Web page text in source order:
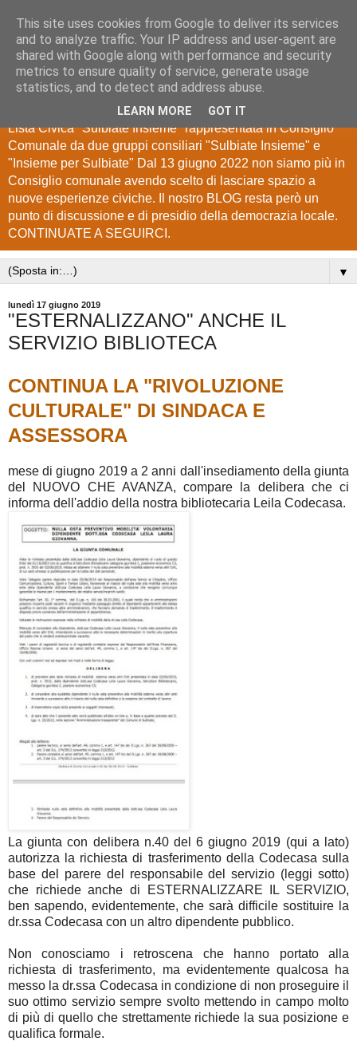
Lista Civica "Sulbiate
Insieme"
Blog di Informazione e Comunicazione degli elettori della
Lista Civica "Sulbiate Insieme" rappresentata in Consiglio
Comunale da due gruppi consiliari "Sulbiate Insieme" e
"Insieme per Sulbiate" Dal 13 giugno 2022 non siamo più in
Consiglio comunale avendo scelto di lasciare spazio a
nuove esperienze civiche. Il nostro BLOG resta però un
punto di discussione e di presidio della democrazia locale.
CONTINUATE A SEGUIRCI.
▼
lunedì 17 giugno 2019
"ESTERNALIZZANO" ANCHE IL
SERVIZIO BIBLIOTECA
CONTINUA LA "RIVOLUZIONE
CULTURALE" DI SINDACA E
ASSESSORA
mese di giugno 2019 a 2 anni dall'insediamento della giunta
del NUOVO CHE AVANZA, compare la delibera che ci
informa dell'addio della nostra bibliotecaria Leila Codecasa.
La giunta con delibera n.40 del 6 giugno 2019 (qui a lato)
autorizza la richiesta di trasferimento della Codecasa sulla
base del parere del responsabile del servizio (leggi sotto)
che richiede anche di ESTERNALIZZARE IL SERVIZIO,
ben sapendo, evidentemente, che sarà difficile sostituire la
dr.ssa Codecasa con un altro dipendente pubblico.
Non conosciamo i retroscena che hanno portato alla
richiesta di trasferimento, ma evidentemente qualcosa ha
messo la dr.ssa Codecasa in condizione di non proseguire il
suo ottimo servizio sempre svolto mettendo in campo molto
di più di quello che strettamente richiede la sua posizione e
qualifica formale.
This site uses cookies from Google to deliver its services
and to analyze traffic. Your IP address and user-agent are
shared with Google along with performance and security
metrics to ensure quality of service, generate usage
statistics, and to detect and address abuse.
LEARN MORE GOT IT